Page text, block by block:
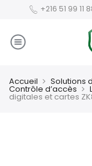
+216 51 99 11
Accueil Solutions
Contrôle d’accès
digitales et cartes